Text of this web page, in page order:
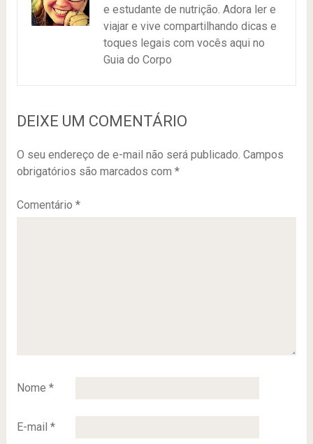
e estudante de nutrição. Adora ler e
viajar e vive compartilhando dicas e
toques legais com vocês aqui no
Guia do Corpo
DEIXE UM COMENTÁRIO
O seu endereço de e-mail não será publicado. Campos
obrigatórios são marcados com *
Comentário *
Nome *
E-mail *